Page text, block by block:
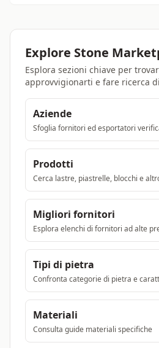
Explore Stone
Esplora sezioni chiave per
approvvigionarti e fare ricerca
Aziende
Sfoglia fornitori ed esportatori
Prodotti
Cerca lastre, piastrelle, blocchi e
Migliori fornitori
Esplora elenchi di fornitori ad alte
Tipi di pietra
Confronta categorie di pietra e
Materiali
Consulta guide materiali specifiche